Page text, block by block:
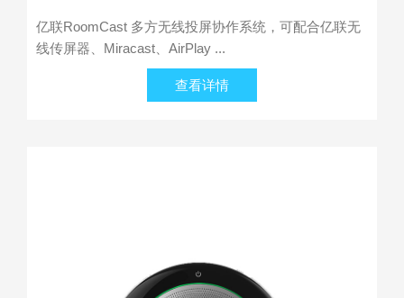
亿联RoomCast 多方无线投屏协作系统，可配合亿联无
线传屏器、Miracast、AirPlay ...
查看详情